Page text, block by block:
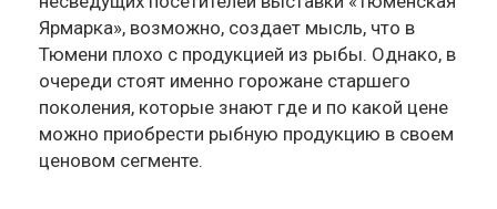
Ярмарка», возможно, создает мысль, что в
Тюмени плохо с продукцией из рыбы. Однако, в
очереди стоят именно горожане старшего
поколения, которые знают где и по какой цене
можно приобрести рыбную продукцию в своем
ценовом сегменте.